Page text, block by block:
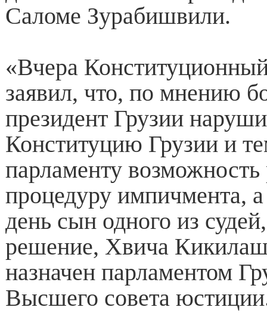
Саломе Зурабишвили.
«Вчера
заявил, что, по мнению
президент Грузии
Конституцию Грузии и
парламенту возможность
процедуру импичмента,
день сын одного из
решение, Хвича
назначен парламентом
Высшего совета